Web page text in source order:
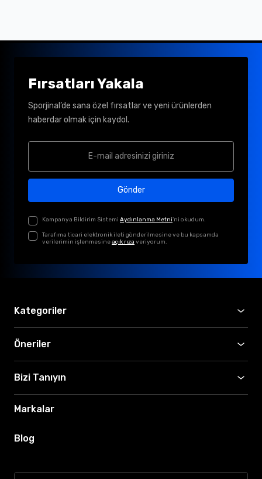
Fırsatları Yakala
Sporjinal’de sana özel fırsatlar ve yeni ürünlerden
haberdar olmak için kaydol.
Gönder
Kampanya Bildirim Sistemi Aydınlanma Metni'ni okudum.
Tarafıma ticari elektronik ileti gönderilmesine ve bu kapsamda
verilerimin işlenmesineaçık rıza veriyorum.
Kategoriler
Öneriler
Bizi Tanıyın
Markalar
Blog